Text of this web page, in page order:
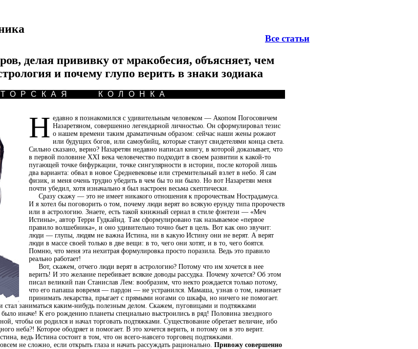
Все статьи
делая прививку от мракобесия, объясняет, чем
и почему глупо верить в знаки зодиака
КОЛОНКА
Н едавно я познакомился с удивительным человеком — Акопом Погосовичем
Назаретяном, совершенно легендарной личностью. Он сформулировал тезис
о нашем времени таким драматичным образом: сейчас наши жены рожают
или будущих богов, или самоубийц, которые станут свидетелями конца света.
Сильно сказано, верно? Назаретян недавно написал книгу, в которой доказывает, что
в первой половине XXI века человечество подходит в своем развитии к какой-то
пугающей точке бифуркации, точке сингулярности в истории, после которой лишь
два варианта: обвал в новое Средневековье или стремительный взлет в небо. Я сам
физик, и меня очень трудно убедить в чем бы то ни было. Но вот Назаретян меня
почти убедил, хотя изначально я был настроен весьма скептически.
Сразу скажу — это не имеет никакого отношения к пророчествам Нострадамуса.
И я хотел бы поговорить о том, почему люди верят во всякую ерунду типа пророчеств
или в астрологию. Знаете, есть такой книжный сериал в стиле фэнтези — «Меч
Истины», автор Терри Гудкайнд. Там сформулировано так называемое «первое
правило волшебника», и оно удивительно точно бьет в цель. Вот как оно звучит:
люди — глупы, людям не важна Истина, ни в какую Истину они не верят. А верят
люди в массе своей только в две вещи: в то, чего они хотят, и в то, чего боятся.
Помню, что меня эта нехитрая формулировка просто поразила. Ведь это правило
реально работает!
Вот, скажем, отчего люди верят в астрологию? Потому что им хочется в нее
верить! И это желание перебивает всякие доводы рассудка. Почему хочется? Об этом
писал великий пан Станислав Лем: вообразим, что некто рождается только потому,
что его папаша вовремя — пардон — не устранился. Мамаша, узнав о том, начинает
принимать лекарства, прыгает с прямыми ногами со шкафа, но ничего не помогает.
стал заниматься каким-нибудь полезным делом. Скажем, пуговицами и подтяжками
было иначе! К его рождению планеты специально выстроились в ряд! Половина звездного
чтобы он родился и начал торговать подтяжками. Существование обретает величие, ибо
неба?! Которое ободряет и помогает. В это хочется верить, и потому он в это верит.
ведь Истина состоит в том, что он всего-навсего торговец подтяжками.
не сложно, если открыть глаза и начать рассуждать рационально. Привожу совершенно